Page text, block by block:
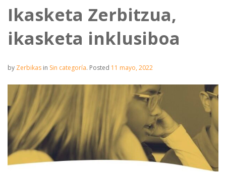
Ikasketa Zerbitzua,
ikasketa inklusiboa
by Zerbikas in Sin categoría. Posted 11 mayo, 2022